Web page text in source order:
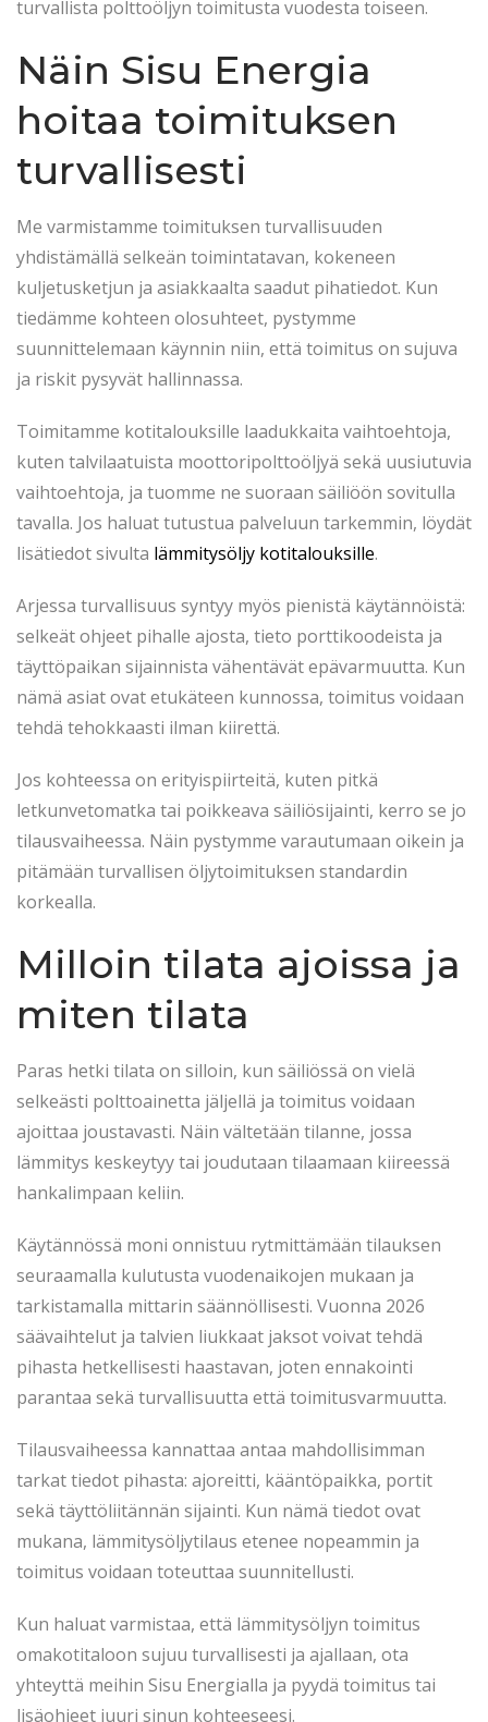
turvallista polttoöljyn toimitusta vuodesta toiseen.
Näin Sisu Energia
hoitaa toimituksen
turvallisesti
Me varmistamme toimituksen turvallisuuden
yhdistämällä selkeän toimintatavan, kokeneen
kuljetusketjun ja asiakkaalta saadut pihatiedot. Kun
tiedämme kohteen olosuhteet, pystymme
suunnittelemaan käynnin niin, että toimitus on sujuva
ja riskit pysyvät hallinnassa.
Toimitamme kotitalouksille laadukkaita vaihtoehtoja,
kuten talvilaatuista moottoripolttoöljyä sekä uusiutuvia
vaihtoehtoja, ja tuomme ne suoraan säiliöön sovitulla
tavalla. Jos haluat tutustua palveluun tarkemmin, löydät
lisätiedot sivulta lämmitysöljy kotitalouksille.
Arjessa turvallisuus syntyy myös pienistä käytännöistä:
selkeät ohjeet pihalle ajosta, tieto porttikoodeista ja
täyttöpaikan sijainnista vähentävät epävarmuutta. Kun
nämä asiat ovat etukäteen kunnossa, toimitus voidaan
tehdä tehokkaasti ilman kiirettä.
Jos kohteessa on erityispiirteitä, kuten pitkä
letkunvetomatka tai poikkeava säiliösijainti, kerro se jo
tilausvaiheessa. Näin pystymme varautumaan oikein ja
pitämään turvallisen öljytoimituksen standardin
korkealla.
Milloin tilata ajoissa ja
miten tilata
Paras hetki tilata on silloin, kun säiliössä on vielä
selkeästi polttoainetta jäljellä ja toimitus voidaan
ajoittaa joustavasti. Näin vältetään tilanne, jossa
lämmitys keskeytyy tai joudutaan tilaamaan kiireessä
hankalimpaan keliin.
Käytännössä moni onnistuu rytmittämään tilauksen
seuraamalla kulutusta vuodenaikojen mukaan ja
tarkistamalla mittarin säännöllisesti. Vuonna 2026
säävaihtelut ja talvien liukkaat jaksot voivat tehdä
pihasta hetkellisesti haastavan, joten ennakointi
parantaa sekä turvallisuutta että toimitusvarmuutta.
Tilausvaiheessa kannattaa antaa mahdollisimman
tarkat tiedot pihasta: ajoreitti, kääntöpaikka, portit
sekä täyttöliitännän sijainti. Kun nämä tiedot ovat
mukana, lämmitysöljytilaus etenee nopeammin ja
toimitus voidaan toteuttaa suunnitellusti.
Kun haluat varmistaa, että lämmitysöljyn toimitus
omakotitaloon sujuu turvallisesti ja ajallaan, ota
yhteyttä meihin Sisu Energialla ja pyydä toimitus tai
lisäohjeet juuri sinun kohteeseesi.